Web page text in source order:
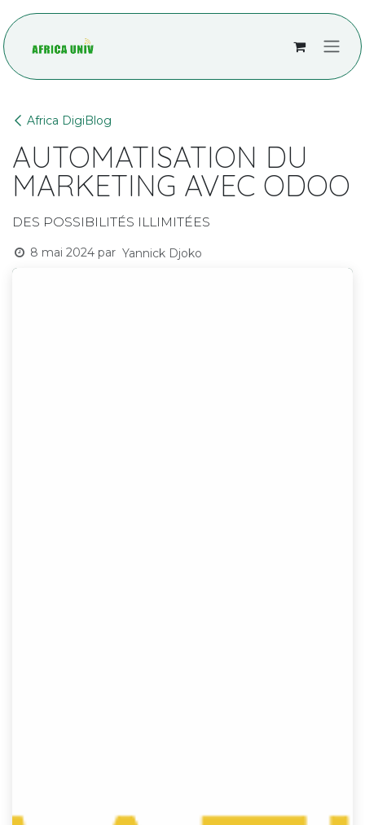
Africa DigiBlog
AUTOMATISATION DU
MARKETING AVEC ODOO
DES POSSIBILITÉS ILLIMITÉES
8 mai 2024 par Yannick Djoko